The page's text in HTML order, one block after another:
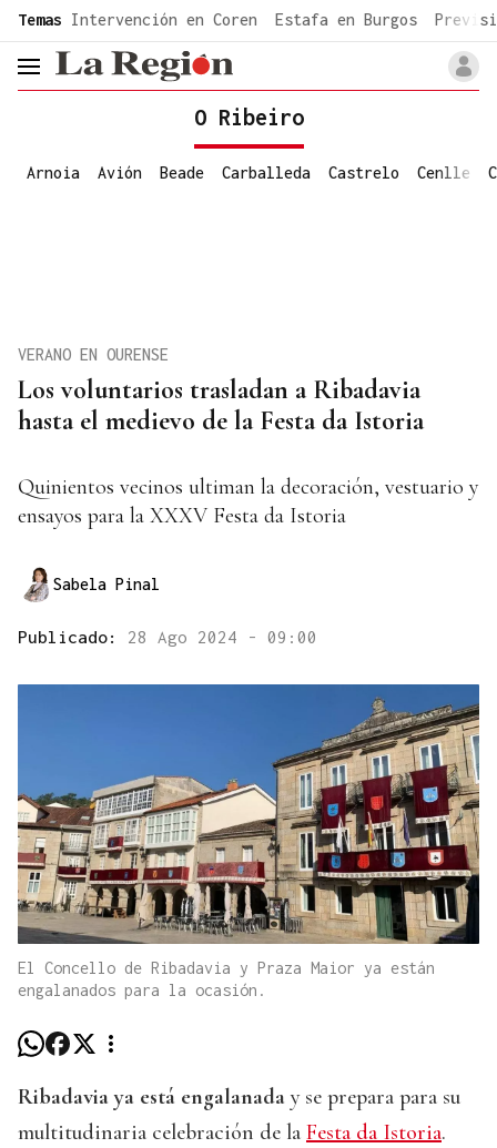
common.go-to-content
Temas Intervención en Coren Estafa en Burgos
header.menu.open
O Ribeiro
Arnoia Avión Beade Carballeda Castrelo Cenlle
Los voluntarios trasladan a Ribadavia
hasta el medievo de la Festa da Istoria
VERANO EN OURENSE
Quinientos vecinos ultiman la decoración, vestuario y
ensayos para la XXXV Festa da Istoria
Sabela Pinal
Publicado: 28 Ago 2024 - 09:00
El Concello de Ribadavia y Praza Maior ya están
engalanados para la ocasión.
Ribadavia ya está engalanada y se prepara para su
multitudinaria celebración de la Festa da Istoria.